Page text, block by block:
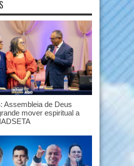
Assembleia de Deus
mover espiritual a